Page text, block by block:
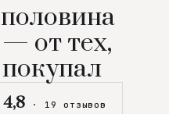
от тех,
4,8 · 19 отзывов